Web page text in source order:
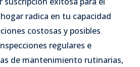
radica en tu capacidad
costosas y posibles
regulares e
de mantenimiento rutinarias,